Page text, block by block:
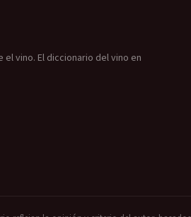
vino. El diccionario del vino en